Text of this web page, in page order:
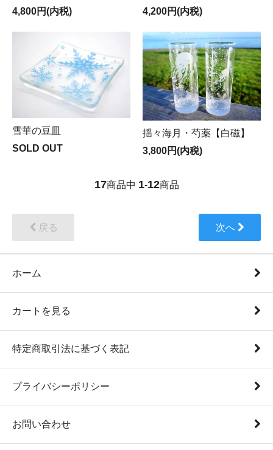
4,800円(内税)
4,200円(内税)
雪華の豆皿
SOLD OUT
揺々海月・芍薬【白磁】
3,800円(内税)
17商品中 1-12商品
戻る 次へ
ホーム
カートを見る
特定商取引法に基づく表記
プライバシーポリシー
お問い合わせ